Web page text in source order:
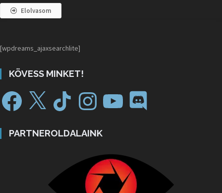
Elolvasom
[wpdreams_ajaxsearchlite]
KÖVESS MINKET!
PARTNEROLDALAINK